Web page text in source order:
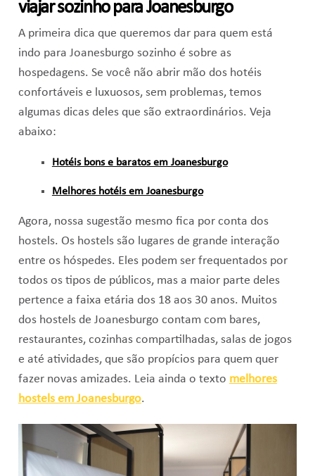
viajar sozinho para Joanesburgo
A primeira dica que queremos dar para quem está
indo para Joanesburgo sozinho é sobre as
hospedagens. Se você não abrir mão dos hotéis
confortáveis e luxuosos, sem problemas, temos
algumas dicas deles que são extraordinários. Veja
abaixo:
Hotéis bons e baratos em Joanesburgo
Melhores hotéis em Joanesburgo
Agora, nossa sugestão mesmo fica por conta dos
hostels. Os hostels são lugares de grande interação
entre os hóspedes. Eles podem ser frequentados por
todos os tipos de públicos, mas a maior parte deles
pertence a faixa etária dos 18 aos 30 anos. Muitos
dos hostels de Joanesburgo contam com bares,
restaurantes, cozinhas compartilhadas, salas de jogos
e até atividades, que são propícios para quem quer
fazer novas amizades. Leia ainda o texto melhores
hostels em Joanesburgo.